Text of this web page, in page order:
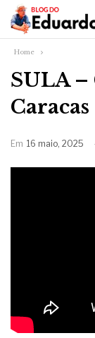
Home
SULA
Caracas
Em 16 maio, 2025